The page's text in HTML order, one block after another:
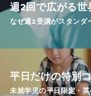
週2回で広がる世
なぜ週2受講がスタンダ
平日だけの特別
未就学児の平日限定・